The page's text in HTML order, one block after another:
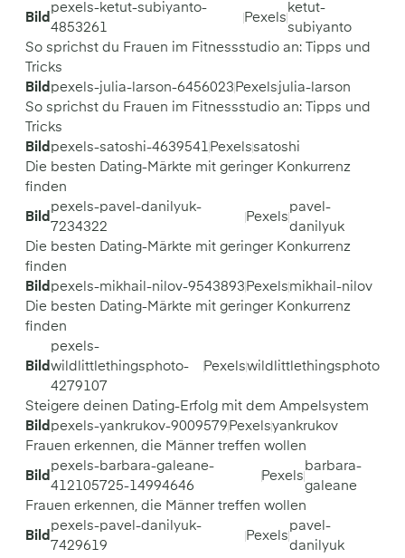
Bild
pexels-ketut-subiyanto-
4853261
Pexels
ketut-
subiyanto
So sprichst du Frauen im Fitnessstudio an: Tipps und
Tricks
Bild pexels-julia-larson-6456023 Pexels julia-larson
So sprichst du Frauen im Fitnessstudio an: Tipps und
Tricks
Bild pexels-satoshi-4639541 Pexelssatoshi
Die besten Dating-Märkte mit geringer Konkurrenz
finden
Bild
pexels-pavel-danilyuk-
7234322
Pexels
pavel-
danilyuk
Die besten Dating-Märkte mit geringer Konkurrenz
finden
Bild pexels-mikhail-nilov-9543893 Pexels mikhail-nilov
Die besten Dating-Märkte mit geringer Konkurrenz
finden
Bild
pexels-
wildlittlethingsphoto-
4279107
Pexelswildlittlethingsphoto
Steigere deinen Dating-Erfolg mit dem Ampelsystem
Bild pexels-yankrukov-9009579 Pexelsyankrukov
Frauen erkennen, die Männer treffen wollen
Bild
pexels-barbara-galeane-
412105725-14994646
Pexels
barbara-
galeane
Frauen erkennen, die Männer treffen wollen
Bild
pexels-pavel-danilyuk-
7429619
Pexels
pavel-
danilyuk